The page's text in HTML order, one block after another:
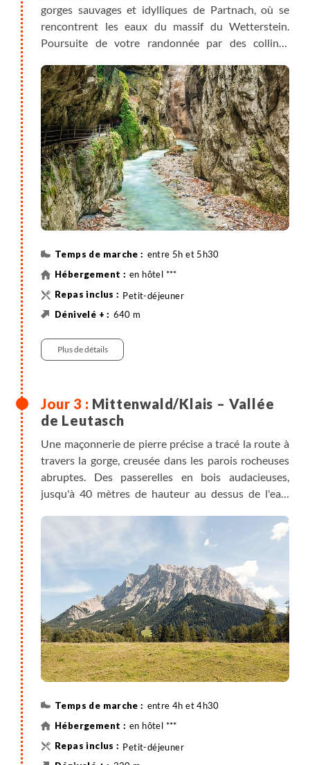
gorges sauvages et idylliques de Partnach, où se
rencontrent les eaux du massif du Wetterstein.
Poursuite de votre randonnée par des collines
Note : si vous êtes hébergés à Mittenwald, vous
pouvez prendre le train depuis Klais (15 min de
trajet).
entre 5h et 5h30
en hôtel ***
Petit-déjeuner
640 m
Randonnée
Plus de détails
Mittenwald/Klais – Vallée
de Leutasch
Une maçonnerie de pierre précise a tracé la route à
travers la gorge, creusée dans les parois rocheuses
abruptes. Des passerelles en bois audacieuses,
jusqu'à 40 mètres de hauteur au dessus de l'eau,
promenade contrastée le long de la Leutascher Ache
en direction de la vallée. En passant par des
hameaux et des prairies ornées de fleurs, avec en
toile de fond le massif du Wetterstein, vous avancez
vers la vallée de Leutasch qui s'ouvre devant vous.
entre 4h et 4h30
en hôtel ***
Petit-déjeuner